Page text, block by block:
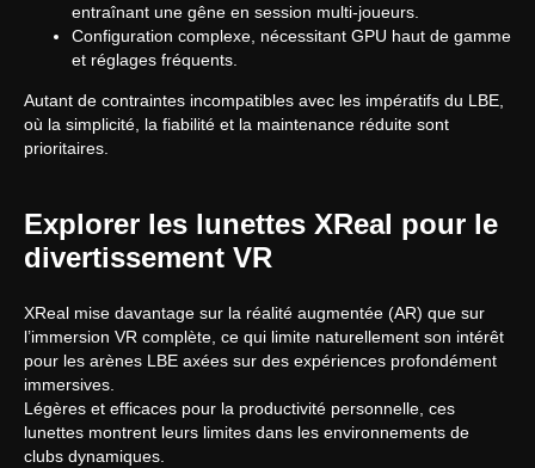
entraînant une gêne en session multi-joueurs.
Configuration complexe, nécessitant GPU haut de gamme
et réglages fréquents.
Autant de contraintes incompatibles avec les impératifs du LBE,
où la simplicité, la fiabilité et la maintenance réduite sont
prioritaires.
Explorer les lunettes XReal pour le
divertissement VR
XReal mise davantage sur la réalité augmentée (AR) que sur
l’immersion VR complète, ce qui limite naturellement son intérêt
pour les arènes LBE axées sur des expériences profondément
immersives.
Légères et efficaces pour la productivité personnelle, ces
lunettes montrent leurs limites dans les environnements de
clubs dynamiques.